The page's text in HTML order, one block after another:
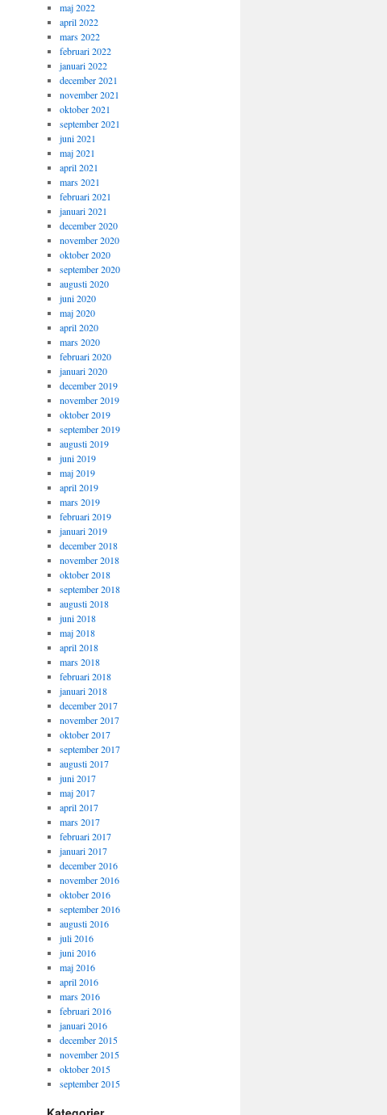
maj 2022
april 2022
mars 2022
februari 2022
januari 2022
december 2021
november 2021
oktober 2021
september 2021
juni 2021
maj 2021
april 2021
mars 2021
februari 2021
januari 2021
december 2020
november 2020
oktober 2020
september 2020
augusti 2020
juni 2020
maj 2020
april 2020
mars 2020
februari 2020
januari 2020
december 2019
november 2019
oktober 2019
september 2019
augusti 2019
juni 2019
maj 2019
april 2019
mars 2019
februari 2019
januari 2019
december 2018
november 2018
oktober 2018
september 2018
augusti 2018
juni 2018
maj 2018
april 2018
mars 2018
februari 2018
januari 2018
december 2017
november 2017
oktober 2017
september 2017
augusti 2017
juni 2017
maj 2017
april 2017
mars 2017
februari 2017
januari 2017
december 2016
november 2016
oktober 2016
september 2016
augusti 2016
juli 2016
juni 2016
maj 2016
april 2016
mars 2016
februari 2016
januari 2016
december 2015
november 2015
oktober 2015
september 2015